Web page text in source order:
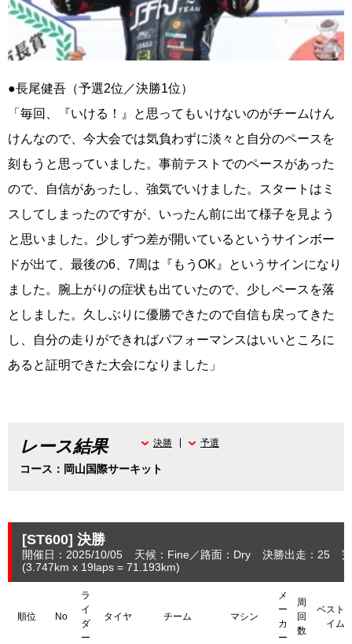
●長尾健吾（予選2位／決勝1位）
「毎回、『いける！』と思ってもいけないのがチームけん
けんなので、今大会では気負わずに淡々と自分のペースを
刻もうと思っていました。事前テストでのペースがあった
ので、自信があったし、強気でいけました。スタートはミ
スしてしまったのですが、いったん前に出て様子を見よう
と思いました。少しずつ差が開いているというサインボー
ドが出て、最後の6、7周は『もうOK』というサインになり
ました。腕上がりの症状も出ていたので、少しペースを落
としました。久しぶりに優勝できたので自信も戻ってきた
し、自分の走りができればパフォーマンスはいいところに
あると証明できた大会になりました」
レース結果
コース：岡山国際サーキット
決勝 予選
[ST600] 決勝
開催日：2025/10/05 天候：Fine 路面：Dry 決勝出走：25
(3.747km x 19laps = 71.193km)
順位 No
ラ
イ
ダ
ー
タイヤ チーム マシン
メ
ー
カ
ー
周
回
数
ベスト
イム